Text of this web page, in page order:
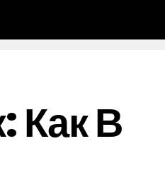
Как В